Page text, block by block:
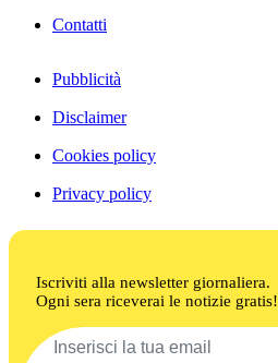
Contatti
Pubblicità
Disclaimer
Cookies policy
Privacy policy
Iscriviti alla newsletter giornaliera.
Ogni sera riceverai le notizie gratis!